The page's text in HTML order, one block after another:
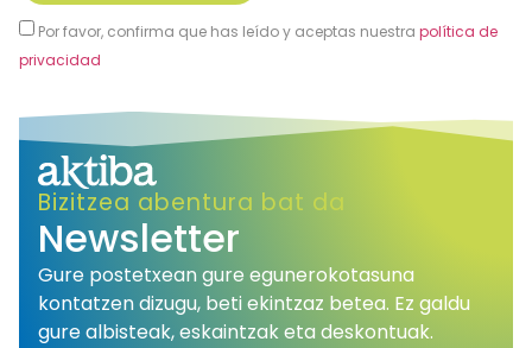
Bizitzea abentura bat da
Newsletter
Gure postetxean gure egunerokotasuna
kontatzen dizugu, beti ekintzaz betea. Ez galdu
gure albisteak, eskaintzak eta deskontuak.
Por favor, confirma que has leído y aceptas nuestra política de
privacidad